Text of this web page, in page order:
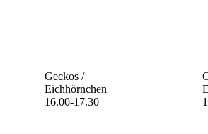
Geckos /
Eichhörnchen
16.00-17.30